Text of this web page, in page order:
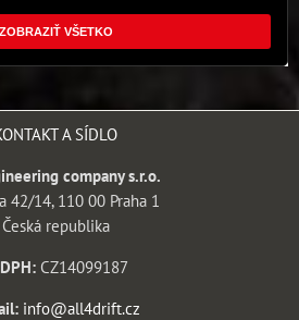
ZOBRAZIŤ VŠETKO
A SÍDLO
company s.r.o.
42/14, 110 00 Praha 1
Česká republika
CZ14099187
info@all4drift.cz